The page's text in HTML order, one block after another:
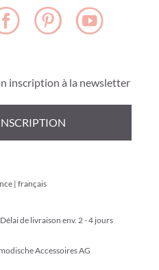
inscription à la newsletter
| français
Délai de livraison env. 2 - 4 jours
Accessoires AG